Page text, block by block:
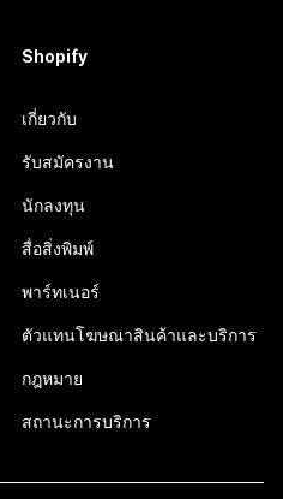
Shopify
เกี่ยวกับ
รับสมัครงาน
นักลงทุน
สื่อสิ่งพิมพ์
พาร์ทเนอร์
ตัวแทนโฆษณาสินค้าและบริการ
กฎหมาย
สถานะการบริการ